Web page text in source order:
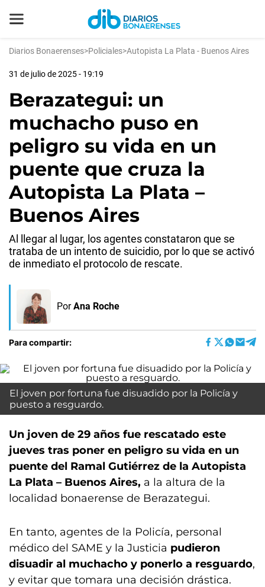
Diarios Bonaerenses>Policiales>Autopista La Plata - Buenos Aires
31 de julio de 2025 - 19:19
Berazategui: un
muchacho puso en
peligro su vida en un
puente que cruza la
Autopista La Plata –
Buenos Aires
Al llegar al lugar, los agentes constataron que se
trataba de un intento de suicidio, por lo que se activó
de inmediato el protocolo de rescate.
Por Ana Roche
Para compartir:
El joven por fortuna fue disuadido por la Policía y
puesto a resguardo.
Un joven de 29 años fue rescatado este
jueves tras poner en peligro su vida en un
puente del Ramal Gutiérrez de la Autopista
La Plata – Buenos Aires, a la altura de la
localidad bonaerense de Berazategui.
En tanto, agentes de la Policía, personal
médico del SAME y la Justicia pudieron
disuadir al muchacho y ponerlo a resguardo,
y evitar que tomara una decisión drástica.